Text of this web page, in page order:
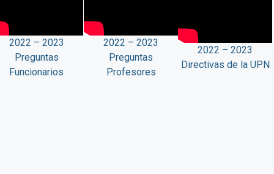
2022 – 2023
Preguntas
Funcionarios
2022 – 2023
Preguntas
Profesores
2022 – 2023
Directivas de la UPN